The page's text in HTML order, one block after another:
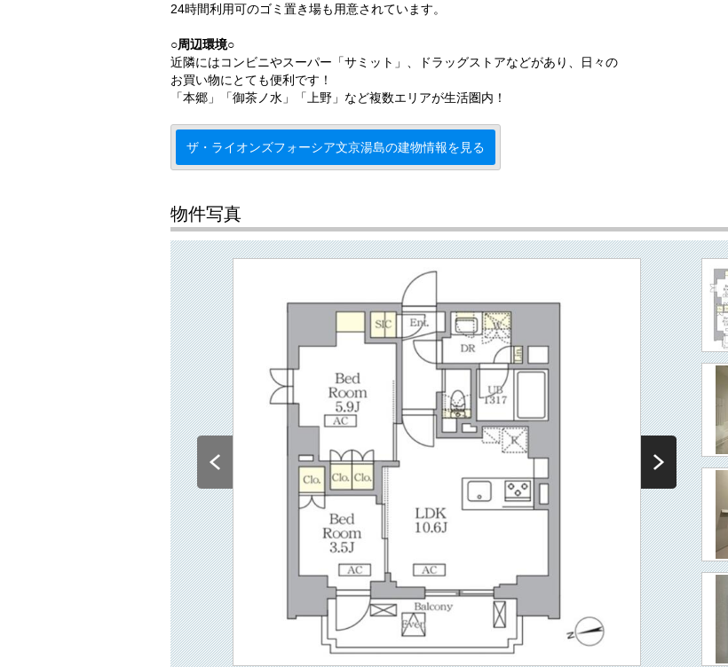
24時間利用可のゴミ置き場も用意されています。
○周辺環境○
近隣にはコンビニやスーパー「サミット」、ドラッグストアなどがあり、日々の
お買い物にとても便利です！
「本郷」「御茶ノ水」「上野」など複数エリアが生活圏内！
ザ・ライオンズフォーシア文京湯島の建物情報を見る
物件写真